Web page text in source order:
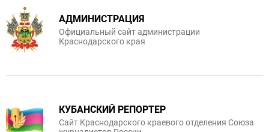
АДМИНИСТРАЦИЯ
Официальный сайт администрации
Краснодарского края
КУБАНСКИЙ РЕПОРТЕР
Сайт Краснодарского краевого отделения Союза